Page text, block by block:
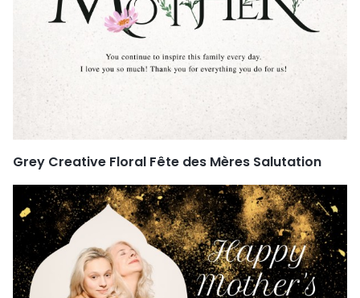
Grey Creative Floral Fête des Mères Salutation